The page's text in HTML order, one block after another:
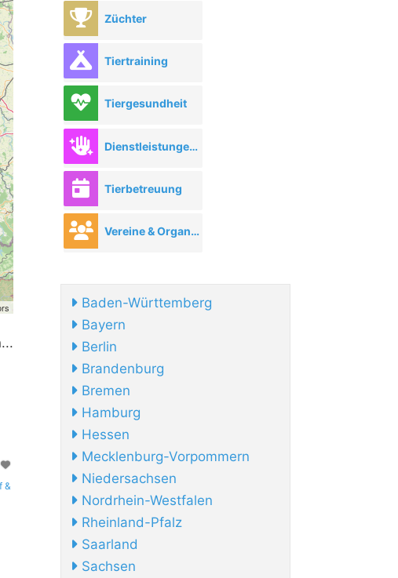
&
Züchter
Tiertraining
Tiergesundheit
Dienstleistungen rund ums Tier
Tierbetreuung
Vereine & Organisationen
Baden-Württemberg
Bayern
Berlin
Brandenburg
Bremen
Hamburg
Hessen
Mecklenburg-Vorpommern
Niedersachsen
Nordrhein-Westfalen
Rheinland-Pfalz
Saarland
Sachsen